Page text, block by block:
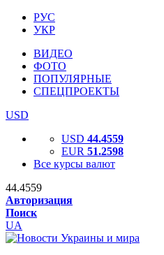
РУС
УКР
ВИДЕО
ФОТО
ПОПУЛЯРНЫЕ
СПЕЦПРОЕКТЫ
USD
USD 44.4559
EUR 51.2598
Все курсы валют
44.4559
Авторизация
Поиск
UA